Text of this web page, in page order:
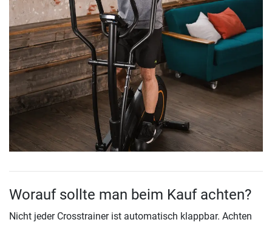
Worauf sollte man beim Kauf achten?
Nicht jeder Crosstrainer ist automatisch klappbar. Achten